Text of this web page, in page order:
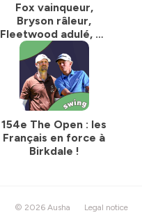
Fox vainqueur,
Bryson râleur,
Fleetwood adulé, un
British grand cru !
154e The Open : les
Français en force à
Birkdale !
© 2026 Ausha Legal notice